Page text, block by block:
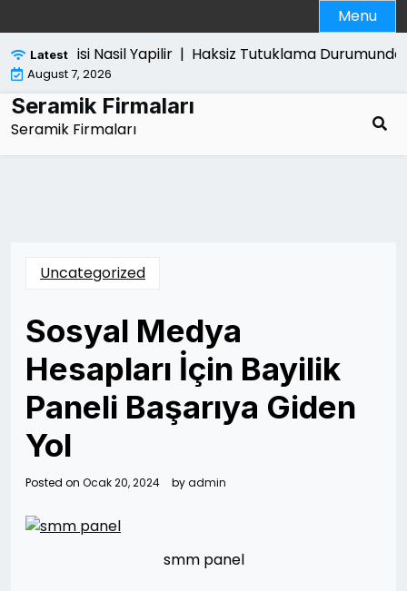
to
content
Menu
Latest
Satisi Nasil Yapilir |Haksiz Tutuklama Durumunda
August 7, 2026
Seramik Firmaları
Seramik Firmaları
Uncategorized
Sosyal Medya
Hesapları İçin Bayilik
Paneli Başarıya Giden
Yol
Posted on Ocak 20, 2024 byadmin
smm panel